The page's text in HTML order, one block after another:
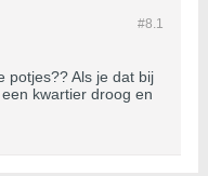
#8.1
potjes?? Als je dat bij
kwartier droog en